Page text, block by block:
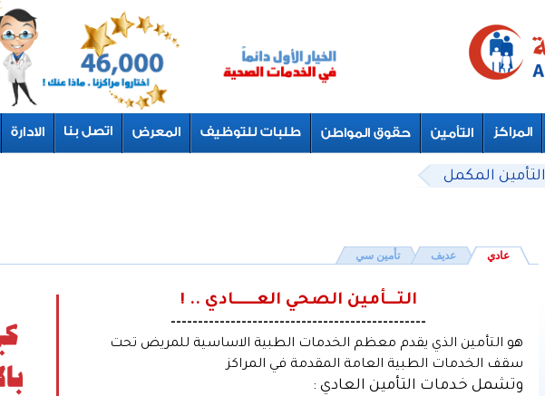
التأمين المكمل
عادي عديف تأمين سي
التـــأمين الصحي العــــــادي .. !
-----------------------------------------------
هو التأمين الذي يقدم معظم الخدمات الطبية الاساسية للمريض تحت
سقف الخدمات الطبية العامة المقدمة في المراكز
وتشمل خدمات التأمين العادي :